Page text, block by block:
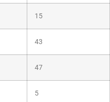
15
43
47
5